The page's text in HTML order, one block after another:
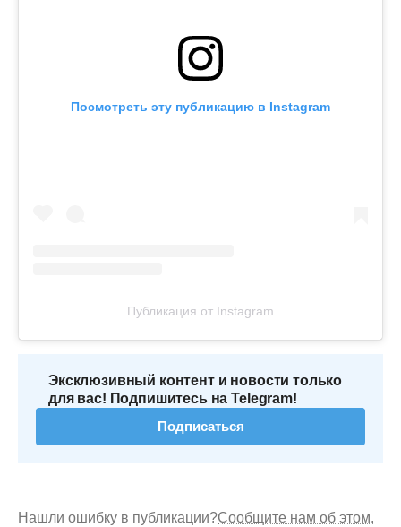
Посмотреть эту публикацию в Instagram
Публикация от Instagram
Эксклюзивный контент и новости только
для вас! Подпишитесь на Telegram!
Подписаться
Нашли ошибку в публикации?Сообщите нам об этом.